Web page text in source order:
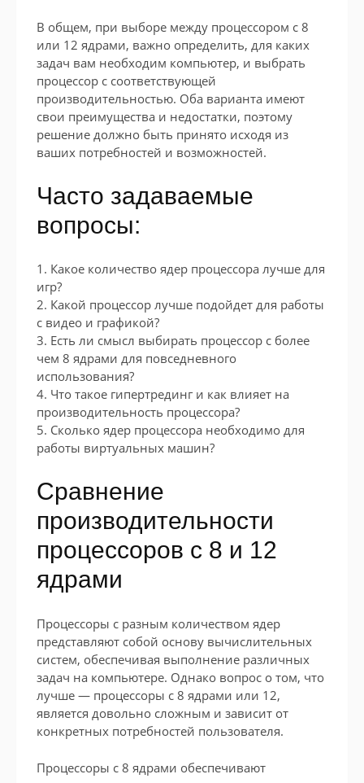
В общем, при выборе между процессором с 8
или 12 ядрами, важно определить, для каких
задач вам необходим компьютер, и выбрать
процессор с соответствующей
производительностью. Оба варианта имеют
свои преимущества и недостатки, поэтому
решение должно быть принято исходя из
ваших потребностей и возможностей.
Часто задаваемые
вопросы:
1. Какое количество ядер процессора лучше для
игр?
2. Какой процессор лучше подойдет для работы
с видео и графикой?
3. Есть ли смысл выбирать процессор с более
чем 8 ядрами для повседневного
использования?
4. Что такое гипертрединг и как влияет на
производительность процессора?
5. Сколько ядер процессора необходимо для
работы виртуальных машин?
Сравнение
производительности
процессоров с 8 и 12
ядрами
Процессоры с разным количеством ядер
представляют собой основу вычислительных
систем, обеспечивая выполнение различных
задач на компьютере. Однако вопрос о том, что
лучше — процессоры с 8 ядрами или 12,
является довольно сложным и зависит от
конкретных потребностей пользователя.
Процессоры с 8 ядрами обеспечивают